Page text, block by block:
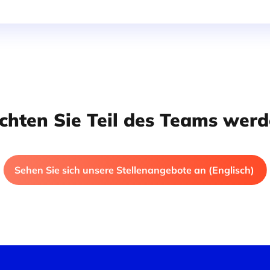
Sie Teil des Teams
Sehen Sie sich unsere Stellenangebote an (Englisch)